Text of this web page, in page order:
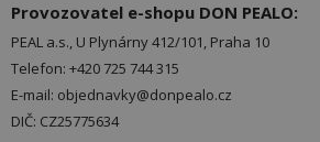
Provozovatel e-shopu DON PEALO:
PEAL a.s., U Plynárny 412/101, Praha 10
Telefon: +420 725 744 315
E-mail: objednavky@donpealo.cz
DIČ: CZ25775634